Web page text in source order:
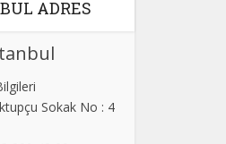
ADRES
Sokak No : 4